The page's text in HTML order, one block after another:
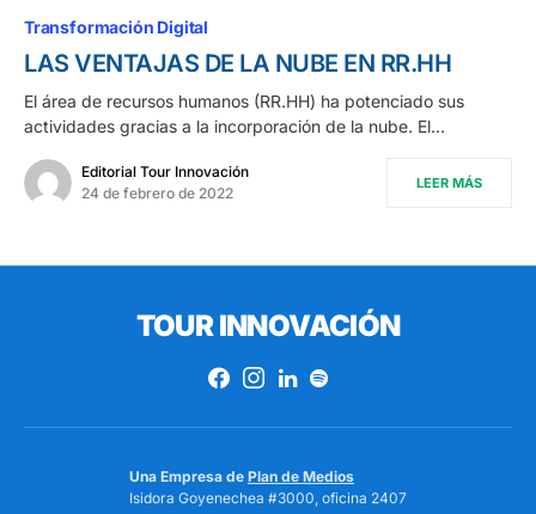
Transformación Digital
LAS VENTAJAS DE LA NUBE EN RR.HH
El área de recursos humanos (RR.HH) ha potenciado sus
actividades gracias a la incorporación de la nube. El…
Editorial Tour Innovación
24 de febrero de 2022
LEER MÁS
TOUR INNOVACIÓN
Una Empresa de Plan de Medios
Isidora Goyenechea #3000, oficina 2407